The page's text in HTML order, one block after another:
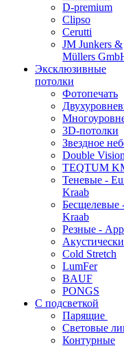
D-premium
Clipso
Cerutti
JM Junkers &
Müllers
Эксклюзивные
потолки
Фотопечать
3D-потолки
Звездное
Double Vision
TEQTUM
Теневые -
Kraab
Бесщелевые
Kraab
Резные -
Cold Stretch
LumFer
BAUF
PONGS
С подсветкой
Парящие
Световые
Контурные